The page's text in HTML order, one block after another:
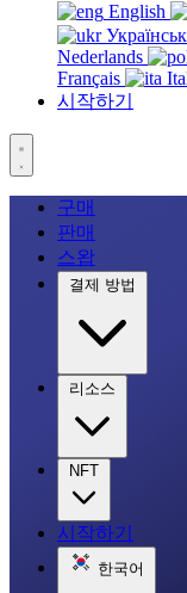
English
Nederlands
Français
시작하기
구매
판매
스왑
결제 방법
리소스
NFT
시작하기
한국어